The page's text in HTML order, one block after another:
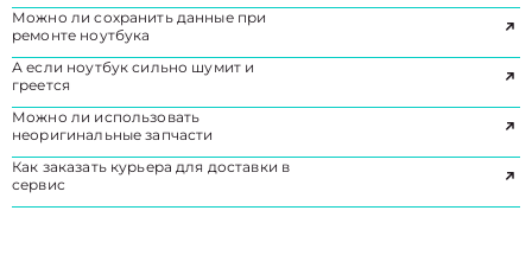
Можно ли сохранить данные при
ремонте ноутбука
А если ноутбук сильно шумит и
греется
Можно ли использовать
неоригинальные запчасти
Как заказать курьера для доставки в
сервис